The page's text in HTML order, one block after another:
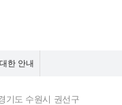
한 안내
기도 수원시 권선구